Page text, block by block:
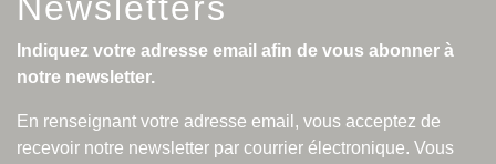
Newsletters
Indiquez votre adresse email afin de vous abonner à
notre newsletter.
En renseignant votre adresse email, vous acceptez de
recevoir notre newsletter par courrier électronique. Vous